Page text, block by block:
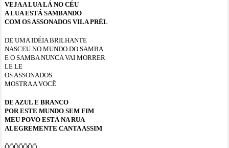
VEJA A LUA LÁ NO CÉU
A LUA ESTÁ SAMBANDO
COM OS ASSONADOS VILA PRÉL
DE UMA IDÉIA BRILHANTE
NASCEU NO MUNDO DO SAMBA
E O SAMBA NUNCA VAI MORRER
LE LE
OS ASSONADOS
MOSTRA A VOCÊ
DE AZUL E BRANCO
POR ESTE MUNDO SEM FIM
MEU POVO ESTÁ NA RUA
ALEGREMENTE CANTA ASSIM